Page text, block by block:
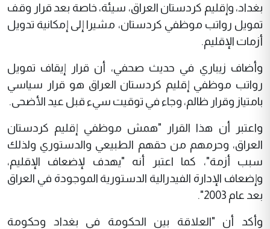
بغداد، وإقليم كردستان العراق، سيئة، خاصة بعد قرار وقف
تمويل رواتب موظفي كردستان، مشيرا إلى إمكانية تدويل
أزمات الإقليم.
وأضاف زيباري في حديث صحفي، أن قرار إيقاف تمويل
رواتب موظفي إقليم كردستان العراق هو قرار سياسي
بامتياز وقرار ظالم، وجاء في توقيت سيء قبل عيد الأضحى.
واعتبر أن هذا القرار "همش موظفي إقليم كردستان
العراق، وحرمهم من حقهم الطبيعي والدستوري ولذلك
سبب أزمة"، كما اعتبر أنه "يهدف لإضعاف الإقليم،
وإضعاف الإدارة الفيدرالية الدستورية الموجودة في العراق
بعد عام 2003".
وأكد أن "العلاقة بين الحكومة في بغداد وحكومة